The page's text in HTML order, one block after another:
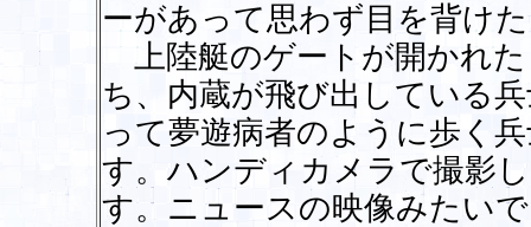
ーがあって思わず目を背け
上陸艇のゲートが開かれ
ち、内蔵が飛び出している
って夢遊病者のように歩く
す。ハンディカメラで撮影
す。ニュースの映像みたい